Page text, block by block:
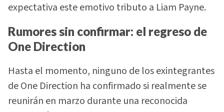
expectativa este emotivo tributo a Liam Payne.
Rumores sin confirmar: el regreso de
One Direction
Hasta el momento, ninguno de los exintegrantes
de One Direction ha confirmado si realmente se
reunirán en marzo durante una reconocida